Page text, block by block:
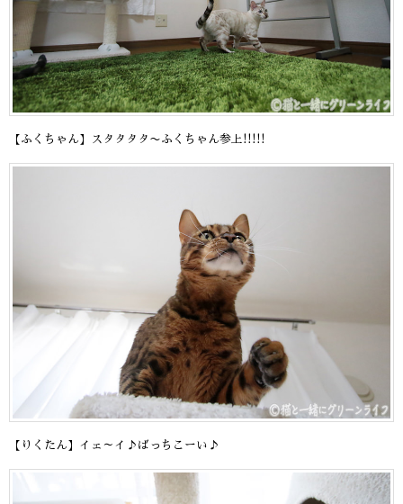
【ふくちゃん】スタタタタ〜ふくちゃん参上!!!!!
【りくたん】イェ～イ♪ばっちこーい♪